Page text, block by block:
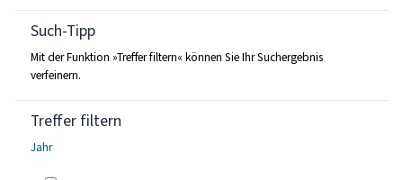
Such-Tipp
Mit der Funktion »Treffer filtern« können Sie Ihr Suchergebnis
verfeinern.
Treffer filtern
Jahr